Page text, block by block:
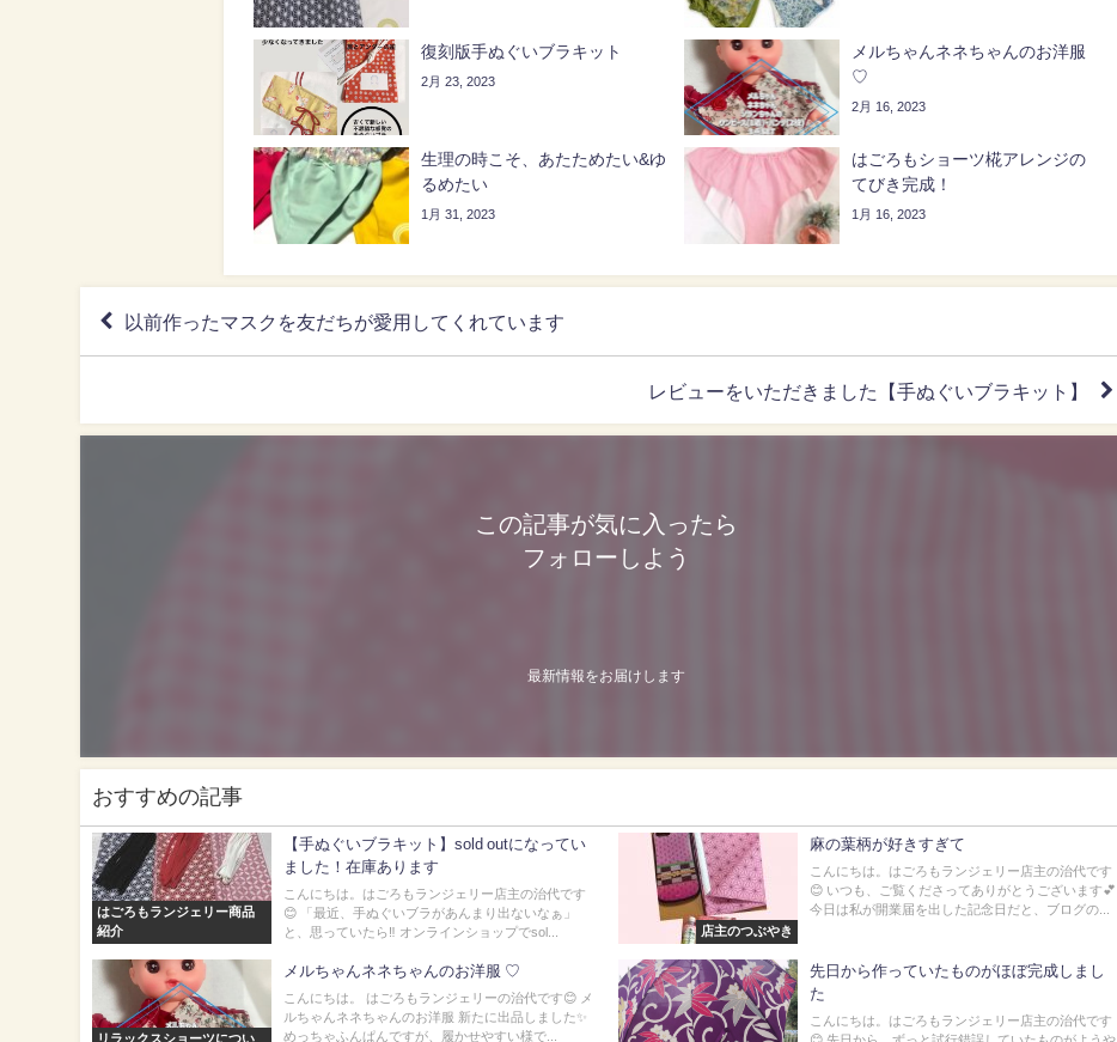
復刻版手ぬぐいブラキット
2月 23, 2023
メルちゃんネネちゃんのお洋服
♡
2月 16, 2023
生理の時こそ、あたためたい&ゆ
るめたい
1月 31, 2023
はごろもショーツ椛アレンジの
てびき完成！
1月 16, 2023
以前作ったマスクを友だちが愛用してくれています
レビューをいただきました【手ぬぐいブラキット】
この記事が気に入ったら
フォローしよう
最新情報をお届けします
おすすめの記事
はごろもランジェリー商品
紹介
【手ぬぐいブラキット】sold outになってい
ました！在庫あります
こんにちは。はごろもランジェリー店主の治代です
😊 「最近、手ぬぐいブラがあんまり出ないなぁ」
と、思っていたら‼️ オンラインショップでsol...
店主のつぶやき
麻の葉柄が好きすぎて
こんにちは。はごろもランジェリー店主の治代です
😊 いつも、ご覧くださってありがとうございます💕
今日は私が開業届を出した記念日だと、ブログの...
リラックスショーツについ
メルちゃんネネちゃんのお洋服 ♡
こんにちは。 はごろもランジェリーの治代です😊 メ
ルちゃんネネちゃんのお洋服 新たに出品しました✨
めっちゃふんぱんですが、履かせやすい様で...
先日から作っていたものがほぼ完成しまし
た
こんにちは。はごろもランジェリー店主の治代です